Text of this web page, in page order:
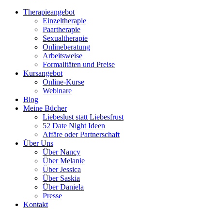
Therapieangebot
Einzeltherapie
Paartherapie
Sexualtherapie
Onlineberatung
Arbeitsweise
Formalitäten und Preise
Kursangebot
Online-Kurse
Webinare
Blog
Meine Bücher
Liebeslust statt Liebesfrust
52 Date Night Ideen
Affäre oder Partnerschaft
Über Uns
Über Nancy
Über Melanie
Über Jessica
Über Saskia
Über Daniela
Presse
Kontakt